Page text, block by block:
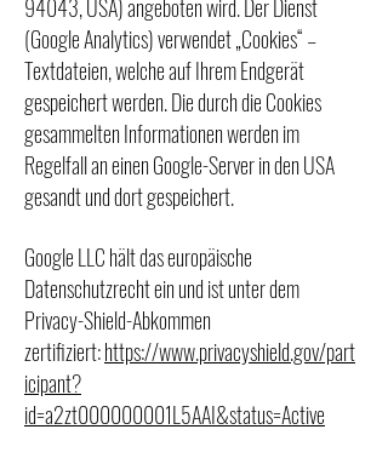
94043, USA) angeboten wird. Der Dienst
(Google Analytics) verwendet „Cookies“ –
Textdateien, welche auf Ihrem Endgerät
gespeichert werden. Die durch die Cookies
gesammelten Informationen werden im
Regelfall an einen Google-Server in den USA
gesandt und dort gespeichert.
Google LLC hält das europäische
Datenschutzrecht ein und ist unter dem
Privacy-Shield-Abkommen
zertifiziert:https://www.privacyshield.gov/part
icipant?
id=a2zt000000001L5AAI&status=Active